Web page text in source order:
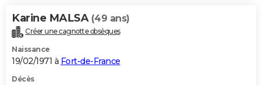
Karine MALSA (49 ans)
Créer une cagnotte obsèques
Naissance
19/02/1971 à Fort-de-France
Décès